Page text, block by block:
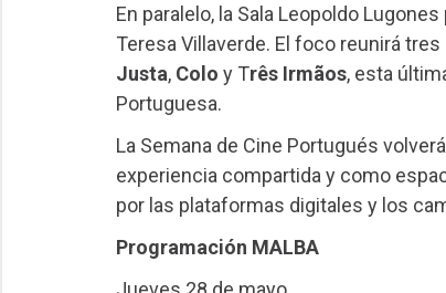
En paralelo, la Sala Leopoldo
Teresa Villaverde. El foco reunirá
Justa, Colo y Três Irmãos, esta
Portuguesa.
La Semana de Cine Portugués
experiencia compartida y como
por las plataformas digitales y los
Programación MALBA